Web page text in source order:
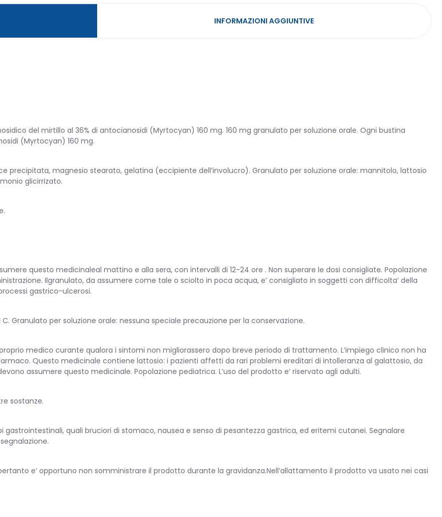
INFORMAZIONI AGGIUNTIVE
del mirtillo al 36% di antocianosidi (Myrtocyan) 160 mg. 160 mg granulato per soluzione orale. Ogni bustina
(Myrtocyan) 160 mg.
precipitata, magnesio stearato, gelatina (eccipiente dell’involucro). Granulato per soluzione orale: mannitolo, lattosio
glicirrizato.
questo medicinaleal mattino e alla sera, con intervalli di 12-24 ore . Non superare le dosi consigliate. Popolazione
Ilgranulato, da assumere come tale o sciolto in poca acqua, e’ consigliato in soggetti con difficolta’ della
gastrico-ulcerosi.
Granulato per soluzione orale: nessuna speciale precauzione per la conservazione.
medico curante qualora i sintomi non migliorassero dopo breve periodo di trattamento. L’impiego clinico non ha
Questo medicinale contiene lattosio: i pazienti affetti da rari problemi ereditari di intolleranza al galattosio, da
assumere questo medicinale. Popolazione pediatrica. L’uso del prodotto e’ riservato agli adulti.
sostanze.
quali bruciori di stomaco, nausea e senso di pesantezza gastrica, ed eritemi cutanei. Segnalare
e’ opportuno non somministrare il prodotto durante la gravidanza.Nell’allattamento il prodotto va usato nei casi